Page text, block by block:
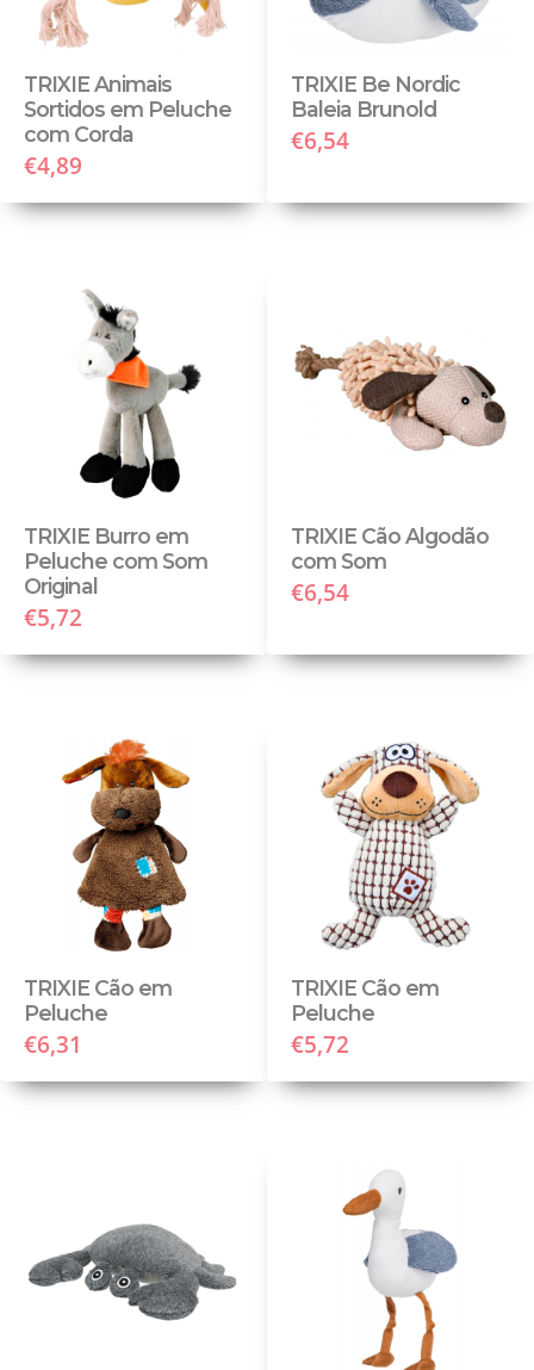
TRIXIE Animais
Sortidos em Peluche
com Corda
€4,89
TRIXIE Be Nordic
Baleia Brunold
€6,54
TRIXIE Burro em
Peluche com Som
Original
€5,72
TRIXIE Cão Algodão
com Som
€6,54
TRIXIE Cão em
Peluche
€6,31
TRIXIE Cão em
Peluche
€5,72